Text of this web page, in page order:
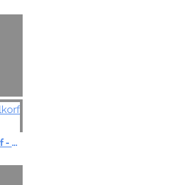
Mikki Muzzle Muilkorf - Maat 4